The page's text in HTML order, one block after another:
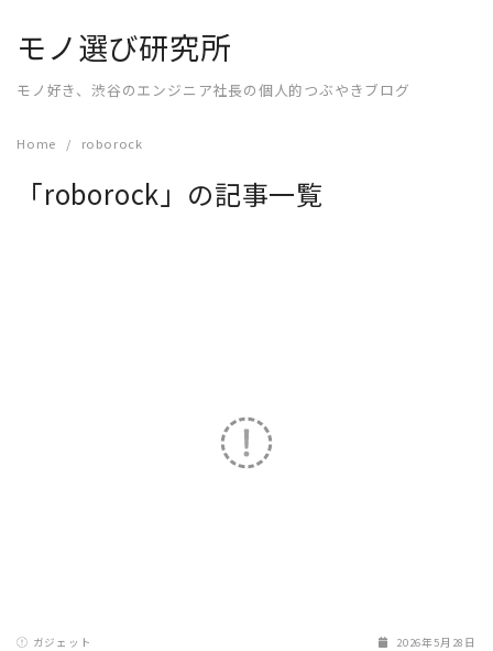
to
content
モノ選び研究所
モノ好き、渋谷のエンジニア社長の個人的つぶやきブログ
Home roborock
「roborock」の記事一覧
READ MORE
ガジェット 2026年5月28日